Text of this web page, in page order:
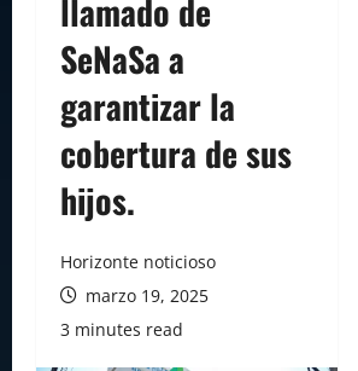
llamado de
SeNaSa a
garantizar la
cobertura de sus
hijos.
Horizonte noticioso
marzo 19, 2025
3 minutes read